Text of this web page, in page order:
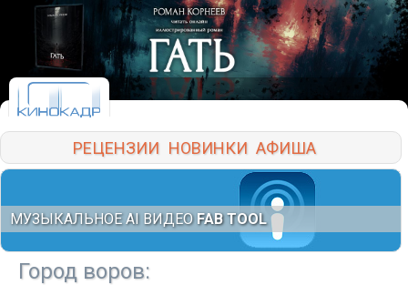
РЕЦЕНЗИИ НОВИНКИ АФИША
МУЗЫКАЛЬНОЕ AI ВИДЕО FAB TOOL
Город воров: